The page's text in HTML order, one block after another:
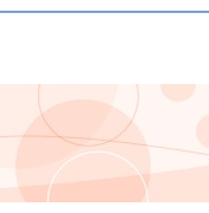
じ